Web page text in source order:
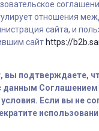
отношения
сайта, и
сайт https://
вы подтверждаете,
данным
Если вы не